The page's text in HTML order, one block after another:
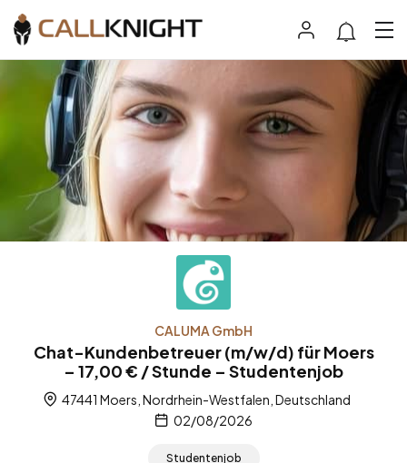
CALUMA GmbH
Chat-Kundenbetreuer (m/w/d) für Moers
– 17,00 € / Stunde – Studentenjob
47441 Moers, Nordrhein-Westfalen, Deutschland
02/08/2026
Studentenjob